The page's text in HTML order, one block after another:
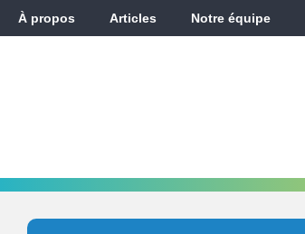
À propos Articles Notre équipe